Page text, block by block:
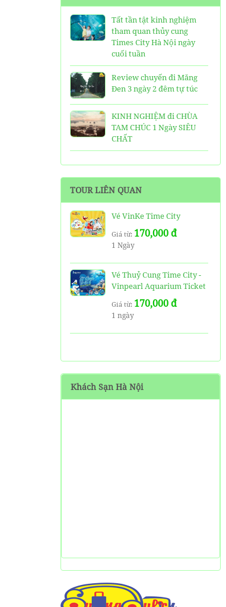
Tất tần tật kinh nghiệm
tham quan thủy cung
Times City Hà Nội ngày
cuối tuần
Review chuyến đi Măng
Đen 3 ngày 2 đêm tự túc
KINH NGHIỆM đi CHÙA
TAM CHÚC 1 Ngày SIÊU
CHẤT
25 Ngôi Chùa ở Sài Gòn
TOP 16 địa điểm du lịch
HẤP DẪN nhất việt nam:
Bạn đã đi được những nơi
nào?
cáp treo Núi Bà Đen Tây
Ninh
HƯỚNG DẪN đi du lịch
TAM ĐẢO chi tiết kèm
Măng Đen tự túc từ A-Z
HƯỚNG DẪN đi phượt Đảo
Thạnh An - Cần Giờ - Hồ
TOUR LIÊN QUAN
Vé VinKe Time City
Giá từ: 170,000 đ
1 Ngày
Vé Thuỷ Cung Time City -
Vinpearl Aquarium Ticket
Giá từ: 170,000 đ
1 ngày
Khách Sạn Hà Nội